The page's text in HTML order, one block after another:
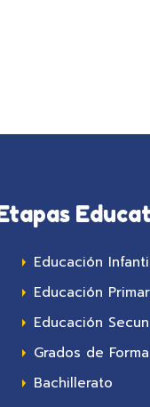
Educación
Educación
Educación
Grados de
Bachillerato